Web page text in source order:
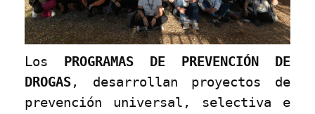
Los PROGRAMAS DE PREVENCIÓN DE
DROGAS, desarrollan proyectos de
prevención universal, selectiva e